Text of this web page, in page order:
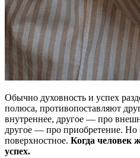
Обычно духовность и успех
полюса, противопоставляют
внутреннее, другое — про
другое — про приобретение. Но
поверхностное. Когда человек
успех.